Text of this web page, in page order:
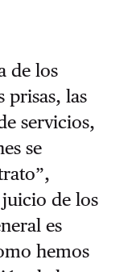
de los
prisas, las
servicios,
se
de los
es
hemos